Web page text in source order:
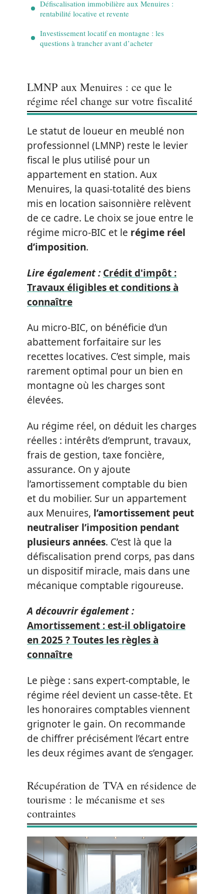
Défiscalisation immobilière aux Menuires :
rentabilité locative et revente
Investissement locatif en montagne : les
questions à trancher avant d’acheter
LMNP aux Menuires : ce que le
régime réel change sur votre fiscalité
Le statut de loueur en meublé non
professionnel (LMNP) reste le levier
fiscal le plus utilisé pour un
appartement en station. Aux
Menuires, la quasi-totalité des biens
mis en location saisonnière relèvent
de ce cadre. Le choix se joue entre le
régime micro-BIC et le régime réel
d’imposition.
Lire également : Crédit d'impôt :
Travaux éligibles et conditions à
connaître
Au micro-BIC, on bénéficie d’un
abattement forfaitaire sur les
recettes locatives. C’est simple, mais
rarement optimal pour un bien en
montagne où les charges sont
élevées.
Au régime réel, on déduit les charges
réelles : intérêts d’emprunt, travaux,
frais de gestion, taxe foncière,
assurance. On y ajoute
l’amortissement comptable du bien
et du mobilier. Sur un appartement
aux Menuires, l’amortissement peut
neutraliser l’imposition pendant
plusieurs années. C’est là que la
défiscalisation prend corps, pas dans
un dispositif miracle, mais dans une
mécanique comptable rigoureuse.
A découvrir également :
Amortissement : est-il obligatoire
en 2025 ? Toutes les règles à
connaître
Le piège : sans expert-comptable, le
régime réel devient un casse-tête. Et
les honoraires comptables viennent
grignoter le gain. On recommande
de chiffrer précisément l’écart entre
les deux régimes avant de s’engager.
Récupération de TVA en résidence de
tourisme : le mécanisme et ses
contraintes